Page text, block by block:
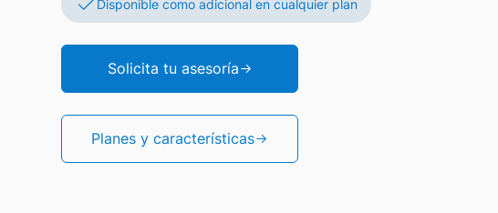
Disponible como adicional en cualquier plan
Solicita tu asesoría
Planes y características